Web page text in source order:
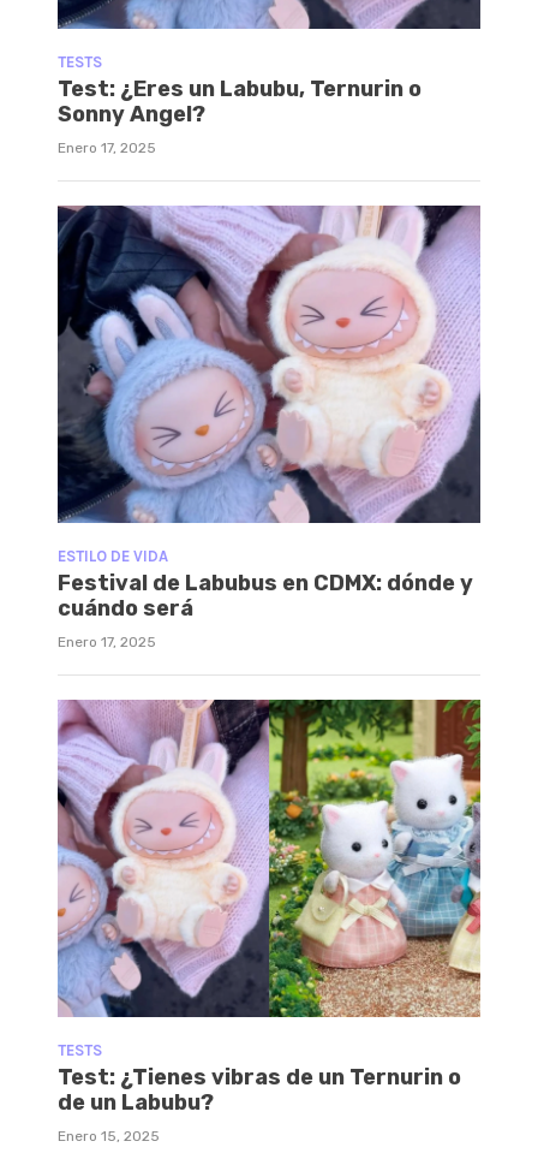
TESTS
Test: ¿Eres un Labubu, Ternurin o
Sonny Angel?
Enero 17, 2025
ESTILO DE VIDA
Festival de Labubus en CDMX: dónde y
cuándo será
Enero 17, 2025
TESTS
Test: ¿Tienes vibras de un Ternurin o
de un Labubu?
Enero 15, 2025